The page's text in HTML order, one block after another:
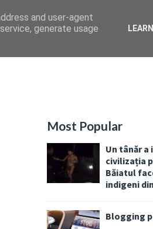
Most Popular
Un tânăr
civilizația
Băiatul
indigeni
Blogging
and user-agent
generate usage